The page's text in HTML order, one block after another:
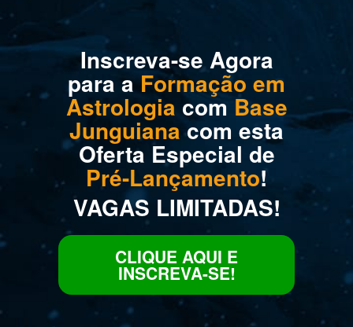
Inscreva-se Agora
para aFormação em
Astrologia com Base
Junguianacom esta
Oferta Especial de
Pré-Lançamento!
VAGAS LIMITADAS!
CLIQUE AQUI E
INSCREVA-SE!